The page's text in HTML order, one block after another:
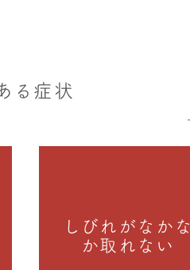
る症状
しびれがなかな
か取れない